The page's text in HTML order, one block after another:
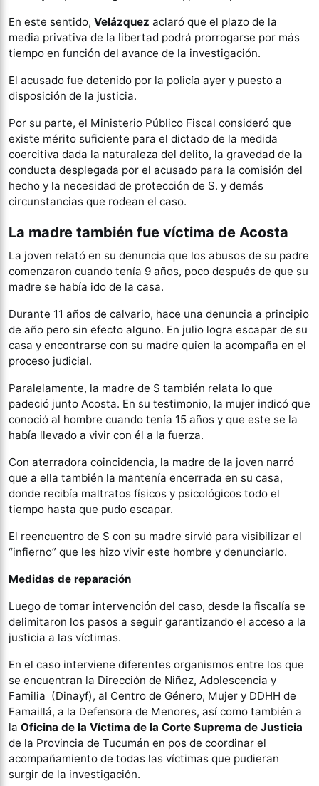
En este sentido, Velázquez aclaró que el plazo de la
media privativa de la libertad podrá prorrogarse por más
tiempo en función del avance de la investigación.
El acusado fue detenido por la policía ayer y puesto a
disposición de la justicia.
Por su parte, el Ministerio Público Fiscal consideró que
existe mérito suficiente para el dictado de la medida
coercitiva dada la naturaleza del delito, la gravedad de la
conducta desplegada por el acusado para la comisión del
hecho y la necesidad de protección de S. y demás
circunstancias que rodean el caso.
La madre también fue víctima de Acosta
La joven relató en su denuncia que los abusos de su padre
comenzaron cuando tenía 9 años, poco después de que su
madre se había ido de la casa.
Durante 11 años de calvario, hace una denuncia a principio
de año pero sin efecto alguno. En julio logra escapar de su
casa y encontrarse con su madre quien la acompaña en el
proceso judicial.
Paralelamente, la madre de S también relata lo que
padeció junto Acosta. En su testimonio, la mujer indicó que
conoció al hombre cuando tenía 15 años y que este se la
había llevado a vivir con él a la fuerza.
Con aterradora coincidencia, la madre de la joven narró
que a ella también la mantenía encerrada en su casa,
donde recibía maltratos físicos y psicológicos todo el
tiempo hasta que pudo escapar.
El reencuentro de S con su madre sirvió para visibilizar el
“infierno” que les hizo vivir este hombre y denunciarlo.
Medidas de reparación
Luego de tomar intervención del caso, desde la fiscalía se
delimitaron los pasos a seguir garantizando el acceso a la
justicia a las víctimas.
En el caso interviene diferentes organismos entre los que
se encuentran la Dirección de Niñez, Adolescencia y
Familia (Dinayf), al Centro de Género, Mujer y DDHH de
Famaillá, a la Defensora de Menores, así como también a
la Oficina de la Víctima de la Corte Suprema de Justicia
de la Provincia de Tucumán en pos de coordinar el
acompañamiento de todas las víctimas que pudieran
surgir de la investigación.